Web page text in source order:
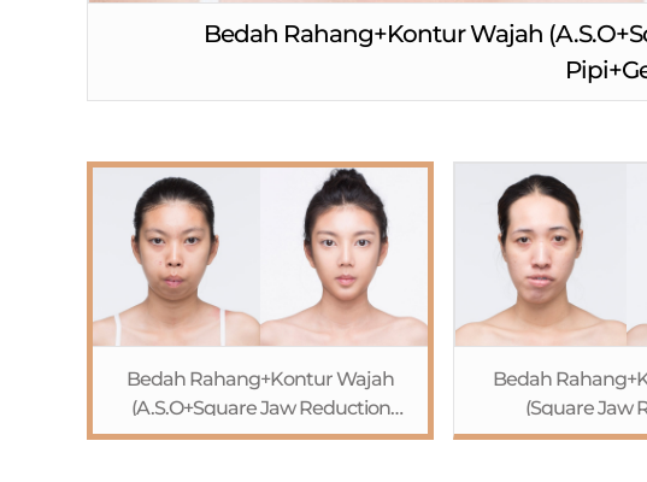
Bedah Rahang+Kontur Wajah
Bedah Rahang+Kontur Wajah
(A.S.O+Square Jaw Reduction
(Pengecilan Rahang
Bedah
(Square Jaw
(Pengecilan